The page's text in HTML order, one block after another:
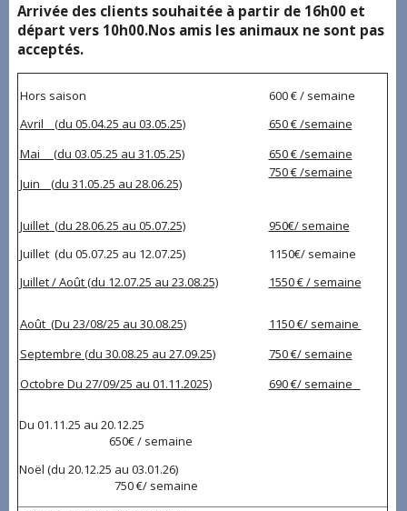
Arrivée des clients souhaitée à partir de 16h00 et
départ vers 10h00.Nos amis les animaux ne sont pas
acceptés.
Hors saison
Avril (du 05.04.25 au 03.05.25)
600 € / semaine
650 € /semaine
Mai (du 03.05.25 au 31.05.25)
650 € /semaine
Juin (du 31.05.25 au 28.06.25)
750 € /semaine
Juillet (du 28.06.25 au 05.07.25)
Juillet (du 05.07.25 au 12.07.25)
Juillet / Août (du 12.07.25 au 23.08.25)
950€/ semaine
1150€/ semaine
1550 € / semaine
Août (Du 23/08/25 au 30.08.25)
1150 €/ semaine
Septembre (du 30.08.25 au 27.09.25)
750 €/ semaine
Octobre Du 27/09/25 au 01.11.2025)
690 €/ semaine
Du 01.11.25 au 20.12.25
650€ / semaine
Noël (du 20.12.25 au 03.01.26)
750 €/ semaine